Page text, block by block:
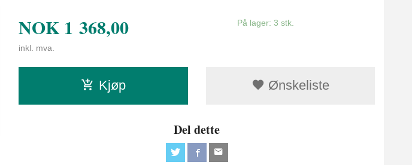
NOK 1 368,00
inkl. mva.
På lager: 3 stk.
Kjøp Ønskeliste
Del dette